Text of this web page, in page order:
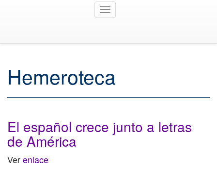
Toggle
Hemeroteca
El español crece junto a letras
de América
Verenlace